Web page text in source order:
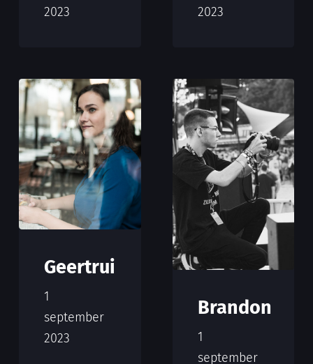
2023
2023
Geertrui
1
september
2023
Brandon
1
september